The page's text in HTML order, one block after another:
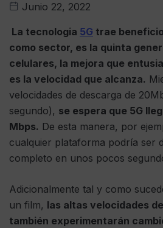
Junio 22, 2022
La tecnologia 5G trae
como sector, es la quinta
celulares, la mejora que
es la velocidad que alcanza.
velocidades de descarga de
segundo), se espera que 5G
Mbps. De esta manera, por
cualquier plataforma podría ser
completo en unos pocos
Adicionalmente tal y como
un film, las altas velocidades
también experimentarán